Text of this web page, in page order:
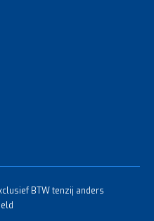
BTW tenzij anders